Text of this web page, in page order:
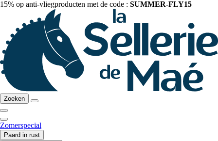
15% op anti-vliegproducten met de code : SUMMER-FLY15
Zoeken
Zomerspecial
Paard in rust